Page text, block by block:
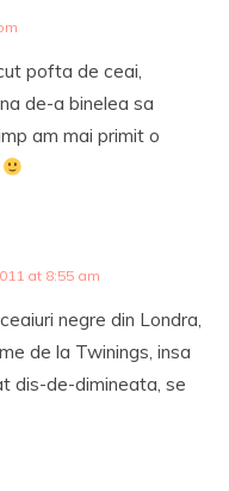
pofta de ceai,
de-a binelea sa
am mai primit o
at 8:55 am
negre din Londra,
de la Twinings, insa
dis-de-dimineata, se